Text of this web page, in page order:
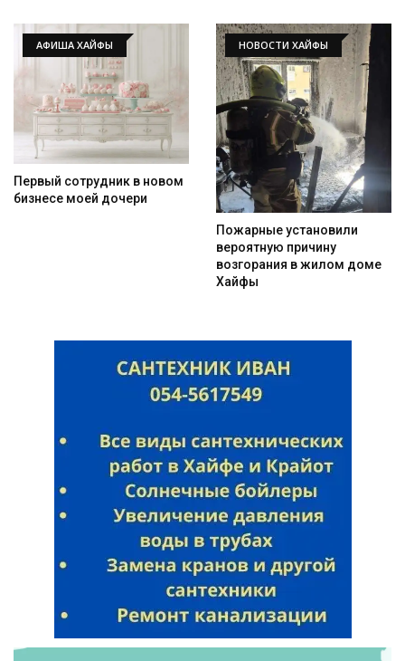
Искать
АФИША ХАЙФЫ
Первый сотрудник в новом
бизнесе моей дочери
НОВОСТИ ХАЙФЫ
Пожарные установили
вероятную причину
возгорания в жилом доме
Хайфы